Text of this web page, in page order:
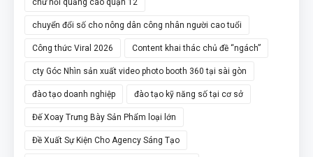
chuyển đổi số cho nông dân công nhân người cao tuổi
Công thức Viral 2026 Content khai thác chủ đề “ngách”
cty Góc Nhìn sản xuất video photo booth 360 tại sài gòn
đào tạo doanh nghiệp đào tạo kỹ năng số tại cơ sở
Đế Xoay Trưng Bày Sản Phẩm loại lớn
Đề Xuất Sự Kiện Cho Agency Sáng Tạo